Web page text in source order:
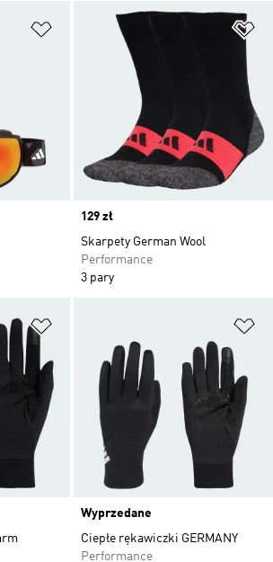
Dodaj do listy życzeń
Price
129 zł
Skarpety German Wool
Performance
3 pary
Wyprzedane
Ciepłe rękawiczki GERMANY
Performance